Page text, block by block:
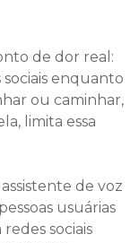
de dor real:
sociais enquanto
ou caminhar,
limita essa
de voz
usuárias
sociais